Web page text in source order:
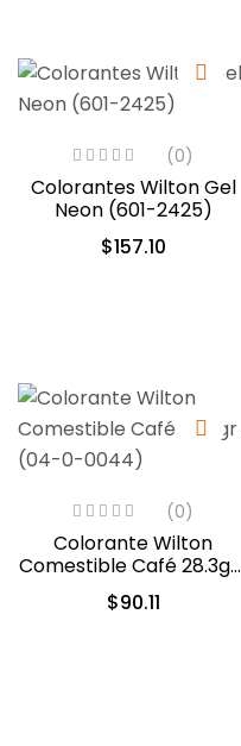
(0)
Colorantes Wilton Gel
Neon (601-2425)
$157.10
(0)
Colorante Wilton
Comestible Café 28.3gr .
(04-0-0044)
$90.11